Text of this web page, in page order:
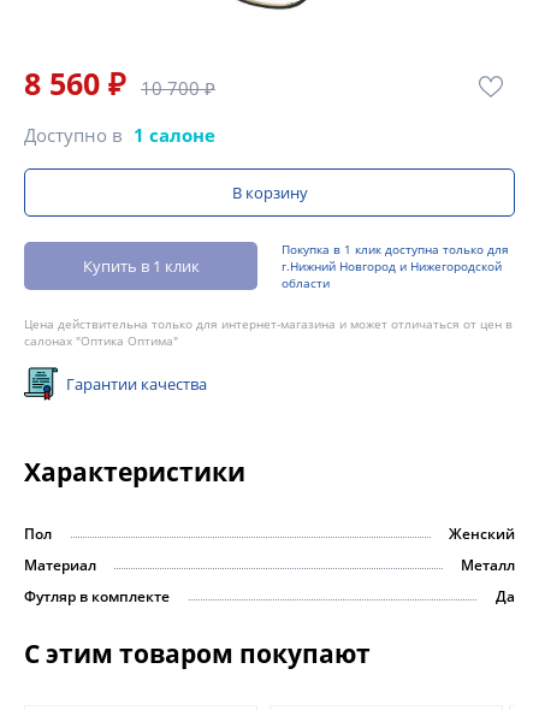
8 560 ₽ 10 700 ₽
Доступно в 1 салоне
В корзину
Купить в 1 клик
Покупка в 1 клик доступна только для
г.Нижний Новгород и Нижегородской
области
Цена действительна только для интернет-магазина и может отличаться от цен в
салонах "Оптика Оптима"
Гарантии качества
Характеристики
Пол
Женский
Материал
Металл
Футляр в комплекте
Да
С этим товаром покупают